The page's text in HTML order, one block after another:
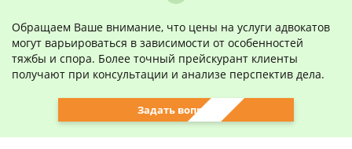
Обращаем Ваше внимание, что цены на услуги адвокатов
могут варьироваться в зависимости от особенностей
тяжбы и спора. Более точный прейскурант клиенты
получают при консультации и анализе перспектив дела.
Задать вопрос